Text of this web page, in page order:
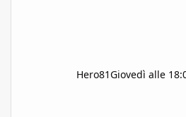
Hero81 Giovedì alle